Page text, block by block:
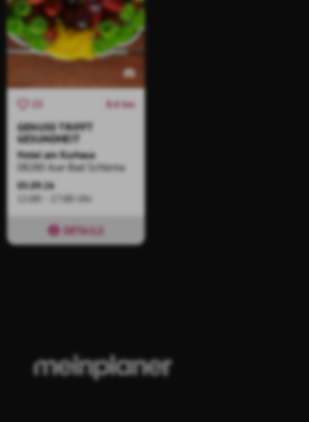
23 8.4 km
GENUSS TRIFFT
GESUNDHEIT
Hotel am Kurhaus
08280 Aue-Bad Schlema
05.09.26
11:00 - 17:00 Uhr
DETAILS